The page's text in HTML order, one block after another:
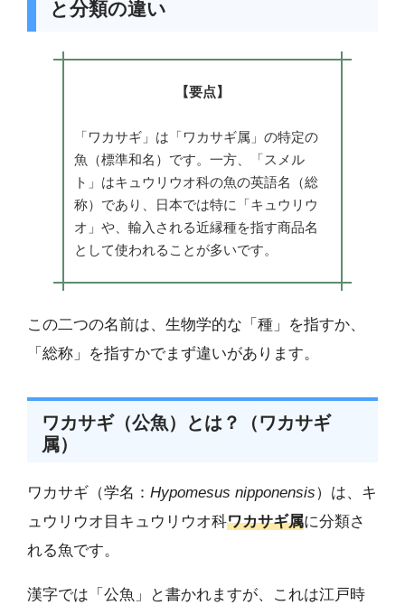
と分類の違い
【要点】
「ワカサギ」は「ワカサギ属」の特定の
魚（標準和名）です。一方、「スメル
ト」はキュウリウオ科の魚の英語名（総
称）であり、日本では特に「キュウリウ
オ」や、輸入される近縁種を指す商品名
として使われることが多いです。
この二つの名前は、生物学的な「種」を指すか、
「総称」を指すかでまず違いがあります。
ワカサギ（公魚）とは？（ワカサギ
属）
ワカサギ（学名： Hypomesus nipponensis）は、キ
ュウリウオ目キュウリウオ科ワカサギ属に分類さ
れる魚です。
漢字では「公魚」と書かれますが、これは江戸時